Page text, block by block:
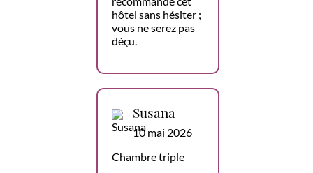
hôtel sans hésiter ;
vous ne serez pas
déçu.
Susana
10 mai 2026
Chambre triple